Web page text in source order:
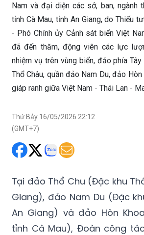
Nam và đại diện các sở, ban, ngành
tỉnh Cà Mau, tỉnh An Giang, do Thiếu
- Phó Chính ủy Cảnh sát biển Việt
đã đến thăm, động viên các lực
nhiệm vụ trên vùng biển, đảo phía
Thổ Châu, quần đảo Nam Du, đảo
giáp ranh giữa Việt Nam - Thái Lan -
Thứ Bảy 16/05/2026 22:12
(GMT+7)
Tại đảo Thổ Chu (Đặc khu
Giang), đảo Nam Du (Đặc
An Giang) và đảo Hòn
tỉnh Cà Mau), Đoàn công